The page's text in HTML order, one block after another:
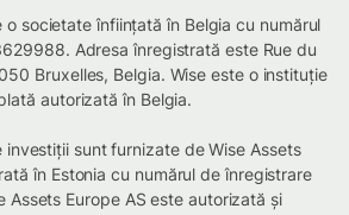
o societate înființată în Belgia cu numărul
Adresa înregistrată este Rue du
Bruxelles, Belgia. Wise este o instituție
autorizată în Belgia.
investiții sunt furnizate de Wise Assets
în Estonia cu numărul de înregistrare
Assets Europe AS este autorizată și